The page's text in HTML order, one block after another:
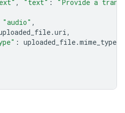
, "text" :
"Provide a
"audio" ,
.uri ,
: uploaded_file.mime_type